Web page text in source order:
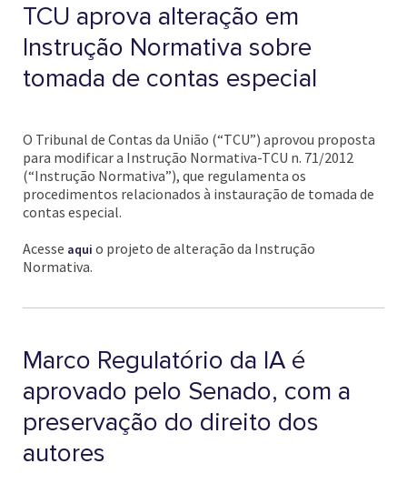
TCU aprova alteração em
Instrução Normativa sobre
tomada de contas especial
O Tribunal de Contas da União (“TCU”) aprovou proposta
para modificar a Instrução Normativa-TCU n. 71/2012
(“Instrução Normativa”), que regulamenta os
procedimentos relacionados à instauração de tomada de
contas especial.
Acesse aqui o projeto de alteração da Instrução
Normativa.
Marco Regulatório da IA é
aprovado pelo Senado, com a
preservação do direito dos
autores